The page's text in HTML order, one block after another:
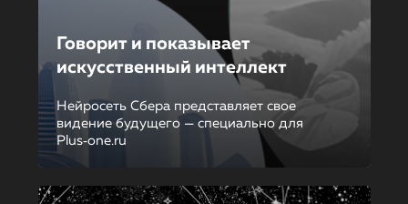
Говорит и показывает
искусственный интеллект
Нейросеть Сбера представляет свое
видение будущего — специально для
Plus‑one.ru